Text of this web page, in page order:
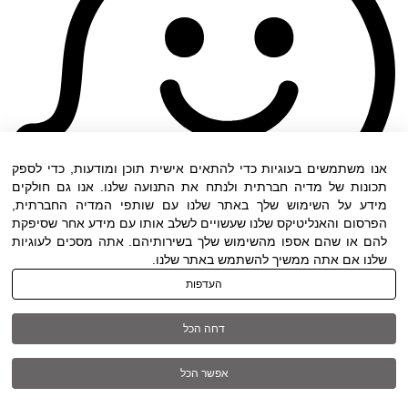
תנאי שימוש|הצהרת נגישות| כל הזכויות שמורות
ל DWO ©
אנו משתמשים בעוגיות כדי להתאים אישית תוכן ומודעות, כדי לספק
תכונות של מדיה חברתית ולנתח את התנועה שלנו. אנו גם חולקים
מידע על השימוש שלך באתר שלנו עם שותפי המדיה החברתית,
הפרסום והאנליטיקס שלנו שעשויים לשלב אותו עם מידע אחר שסיפקת
להם או שהם אספו מהשימוש שלך בשירותיהם. אתה מסכים לעוגיות
שלנו אם אתה ממשיך להשתמש באתר שלנו.
העדפות
דחה הכל
אפשר הכל